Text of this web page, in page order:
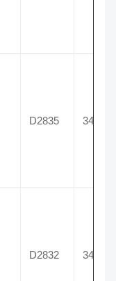
D2835 3463
D2832 3466